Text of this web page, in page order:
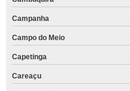
Campanha
Campo do Meio
Capetinga
Careaçu